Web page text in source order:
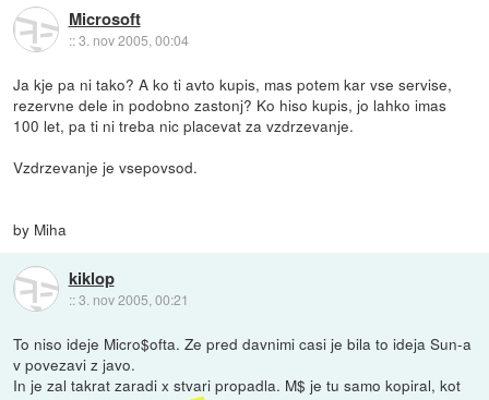
Microsoft
::3. nov 2005, 00:04
Ja kje pa ni tako? A ko ti avto kupis, mas potem kar vse servise,
rezervne dele in podobno zastonj? Ko hiso kupis, jo lahko imas
100 let, pa ti ni treba nic placevat za vzdrzevanje.
Vzdrzevanje je vsepovsod.
by Miha
kiklop
::3. nov 2005, 00:21
To niso ideje Micro$ofta. Ze pred davnimi casi je bila to ideja Sun-a
v povezavi z javo.
In je zal takrat zaradi x stvari propadla. M$ je tu samo kopiral, kot